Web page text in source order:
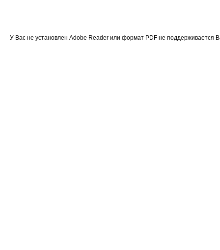
У Вас не установлен Adobe Reader или формат PDF не поддерживается